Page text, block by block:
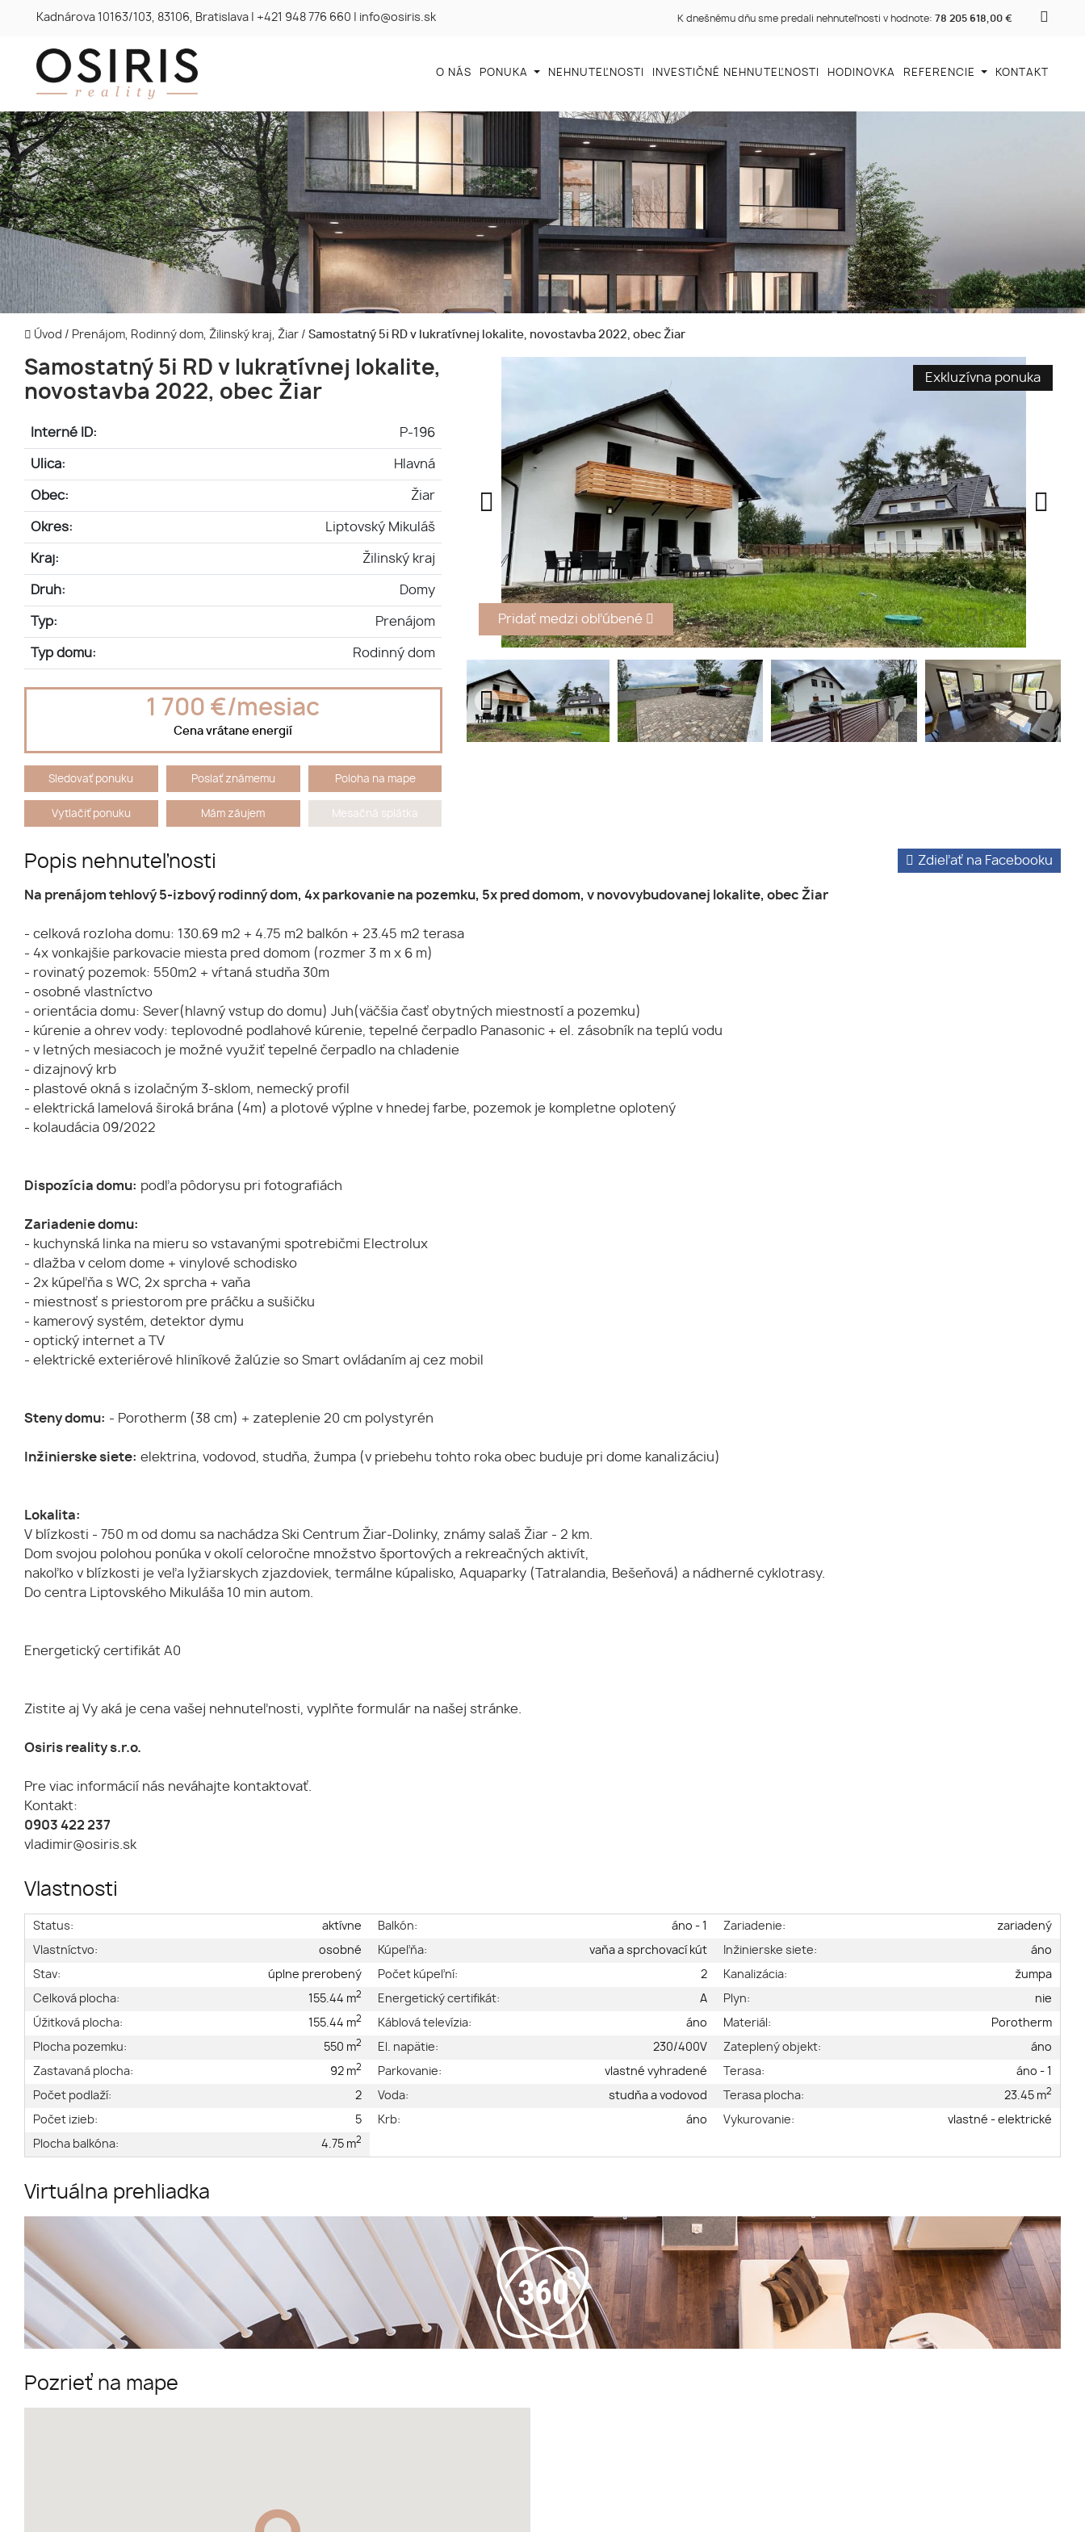
Kadnárova 10163/103, 83106, Bratislava +421 948 776 660 info@osiris.sk K dnešnému dňu sme predali nehnuteľnosti v hodnote: 78 205 618,00 €
O NÁS PONUKA NEHNUTEĽNOSTI INVESTIČNÉ NEHNUTEĽNOSTI HODINOVKA REFERENCIE KONTAKT
Úvod / Prenájom, Rodinný dom, Žilinský kraj, Žiar / Samostatný 5i RD v lukratívnej lokalite, novostavba 2022, obec Žiar
Samostatný 5i RD v lukratívnej lokalite,
novostavba 2022, obec Žiar
Interné ID: P-196
Ulica: Hlavná
Obec: Žiar
Okres: Liptovský Mikuláš
Kraj: Žilinský kraj
Druh: Domy
Typ: Prenájom
Typ domu: Rodinný dom
1 700 €/mesiac
Cena vrátane energií
Sledovať ponuku Poslať známemu Poloha na mape
Vytlačiť ponuku Mám záujem Mesačná splátka
Exkluzívna ponuka
Pridať medzi obľúbené
Popis nehnuteľnosti Zdieľať na Facebooku
Na prenájom tehlový 5-izbový rodinný dom, 4x parkovanie na pozemku, 5x pred domom, v novovybudovanej lokalite, obec Žiar
- celková rozloha domu: 130.69 m2 + 4.75 m2 balkón + 23.45 m2 terasa
- 4x vonkajšie parkovacie miesta pred domom (rozmer 3 m x 6 m)
- rovinatý pozemok: 550m2 + vŕtaná studňa 30m
- osobné vlastníctvo
- orientácia domu: Sever(hlavný vstup do domu) Juh(väčšia časť obytných miestností a pozemku)
- kúrenie a ohrev vody: teplovodné podlahové kúrenie, tepelné čerpadlo Panasonic + el. zásobník na teplú vodu
- v letných mesiacoch je možné využiť tepelné čerpadlo na chladenie
- dizajnový krb
- plastové okná s izolačným 3-sklom, nemecký profil
- elektrická lamelová široká brána (4m) a plotové výplne v hnedej farbe, pozemok je kompletne oplotený
- kolaudácia 09/2022
Dispozícia domu: podľa pôdorysu pri fotografiách
Zariadenie domu:
- kuchynská linka na mieru so vstavanými spotrebičmi Electrolux
- dlažba v celom dome + vinylové schodisko
- 2x kúpeľňa s WC, 2x sprcha + vaňa
- miestnosť s priestorom pre práčku a sušičku
- kamerový systém, detektor dymu
- optický internet a TV
- elektrické exteriérové hliníkové žalúzie so Smart ovládaním aj cez mobil
Steny domu: - Porotherm (38 cm) + zateplenie 20 cm polystyrén
Inžinierske siete: elektrina, vodovod, studňa, žumpa (v priebehu tohto roka obec buduje pri dome kanalizáciu)
Lokalita:
V blízkosti - 750 m od domu sa nachádza Ski Centrum Žiar-Dolinky, známy salaš Žiar - 2 km.
Dom svojou polohou ponúka v okolí celoročne množstvo športových a rekreačných aktivít,
nakoľko v blízkosti je veľa lyžiarskych zjazdoviek, termálne kúpalisko, Aquaparky (Tatralandia, Bešeňová) a nádherné cyklotrasy.
Do centra Liptovského Mikuláša 10 min autom.
Energetický certifikát A0
Zistite aj Vy aká je cena vašej nehnuteľnosti, vyplňte formulár na našej stránke.
Osiris reality s.r.o.
Pre viac informácií nás neváhajte kontaktovať.
Kontakt:
0903 422 237
vladimir@osiris.sk
Vlastnosti
Status:
aktívne
Vlastníctvo:
osobné
Stav:
úplne prerobený
Celková plocha:
155.44 m2
Úžitková plocha: 155.44 m2
Plocha pozemku: 550 m2
Zastavaná plocha: 92 m2
Počet podlaží:
2
Počet izieb:
5
Plocha balkóna:
4.75 m2
Balkón:
áno - 1
Kúpeľňa:
vaňa a sprchovací kút
Počet kúpeľní:
2
Energetický certifikát:
A
Káblová televízia:
áno
El. napätie:
230/400V
Parkovanie:
vlastné vyhradené
Voda:
studňa a vodovod
Krb:
áno
Zariadenie:
zariadený
Inžinierske siete:
áno
Kanalizácia:
žumpa
Plyn:
nie
Materiál:
Porotherm
Zateplený objekt:
áno
Terasa:
áno - 1
Terasa plocha:
23.45 m2
Vykurovanie: vlastné - elektrické
Virtuálna prehliadka
Pozrieť na mape